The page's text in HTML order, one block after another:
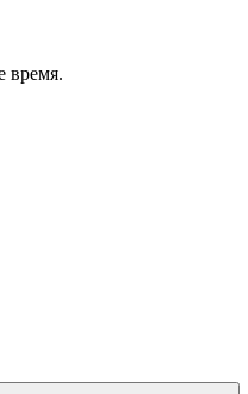
время.